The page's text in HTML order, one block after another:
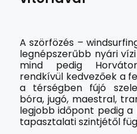
A szörfözés –
legnépszerűbb nyári
mind pedig
rendkívül kedvezőek a
a térségben fújó
bóra, jugó, maestral,
legjobb időpont pedig
tapasztalati szintjétől